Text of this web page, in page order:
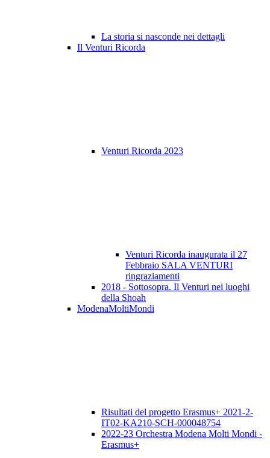
La storia si nasconde nei dettagli
Il Venturi Ricorda
Venturi Ricorda 2023
Venturi Ricorda inaugurata il 27
Febbraio SALA VENTURI
ringraziamenti
2018 - Sottosopra. Il Venturi nei luoghi
della Shoah
ModenaMoltiMondi
Risultati del progetto Erasmus+ 2021-2-
IT02-KA210-SCH-000048754
2022-23 Orchestra Modena Molti Mondi -
Erasmus+